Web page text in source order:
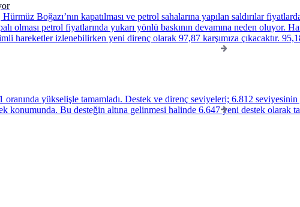
Boğazı’nın kapatılması ve petrol sahalarına yapılan saldırılar
olması petrol fiyatlarında yukarı yönlü baskının devamına neden
hareketler izlenebilirken yeni direnç olarak 97,87 karşımıza çıkacaktır.
yükselişle tamamladı. Destek ve direnç seviyeleri; 6.812
konumunda. Bu desteğin altına gelinmesi halinde 6.647 yeni destek olarak